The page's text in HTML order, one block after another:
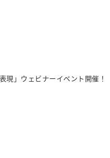
現」ウェビナーイベント開催！